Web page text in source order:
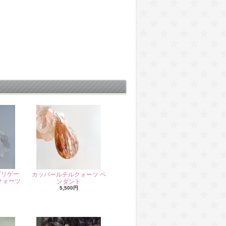
ゲー
ォーツ
カッパールチルクォーツ ペ
ンダント
5,500円